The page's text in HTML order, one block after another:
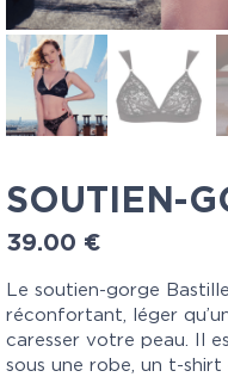
SOUTIEN-
39.00 €
Le soutien-gorge
réconfortant, léger
caresser votre peau. Il
sous une robe, un t-shirt